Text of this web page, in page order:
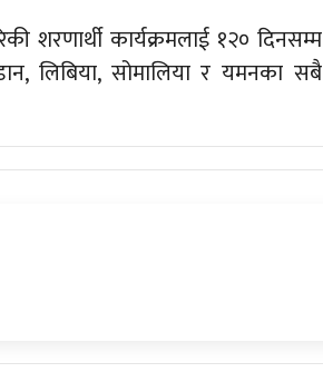
कार्यक्रमलाई १२० दिनसम्म
लिबिया, सोमालिया र यमनका सबै